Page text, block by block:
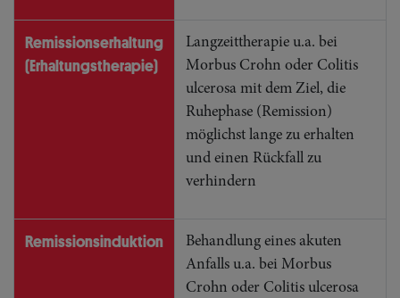
Remissionserhaltung
(Erhaltungstherapie)
Langzeittherapie u.a. bei
Morbus Crohn oder Colitis
ulcerosa mit dem Ziel, die
Ruhephase (Remission)
möglichst lange zu erhalten
und einen Rückfall zu
verhindern
Remissionsinduktion
Behandlung eines akuten
Anfalls u.a. bei Morbus
Crohn oder Colitis ulcerosa